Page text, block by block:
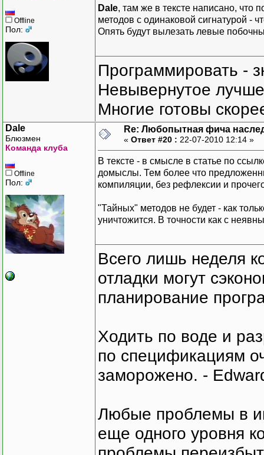
Offline
Пол:
Dale, там же в тексте написано, что
методов с одинаковой сигнатурой -
Опять будут вылезать левые
Программировать -
Невывернутое
Многие готовы
Dale
Блюзмен
Команда клуба
Offline
Пол:
Re: Любопытная фича
« Ответ #20 : 22-07-2010 12:14 »
В тексте - в смысле в статье по
домыслы. Тем более что
компиляции, без рефлексии и
"Тайных" методов не будет - как
уничтожится. В точности как с
Всего лишь неделя
отладки могут
планирование
Ходить по воде и
по спецификациям
заморожено. -
Любые проблемы в
еще одного уровня